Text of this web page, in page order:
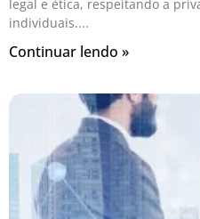
legal e ética, respeitando a
individuais.
Continuar lendo »